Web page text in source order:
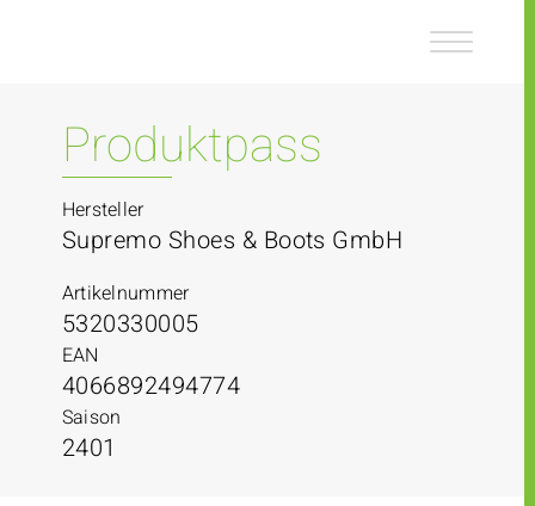
Produktpass
Hersteller
Supremo Shoes & Boots GmbH
Artikelnummer
5320330005
EAN
4066892494774
Saison
2401